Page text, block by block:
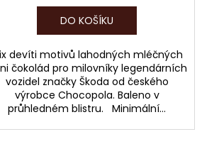
DO KOŠÍKU
devíti motivů lahodných mléčných
čokolád pro milovníky legendárních
vozidel značky Škoda od českého
výrobce Chocopola. Baleno v
průhledném blistru. Minimální...